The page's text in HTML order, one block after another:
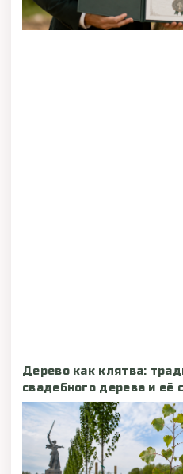
Дерево как клятва:
свадебного дерева и её